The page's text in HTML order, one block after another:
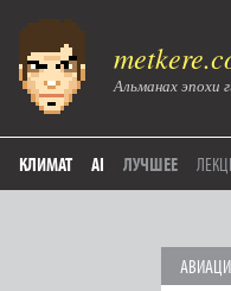
Альманах эпохи
КЛИМАТ AI ЛУЧШЕЕ